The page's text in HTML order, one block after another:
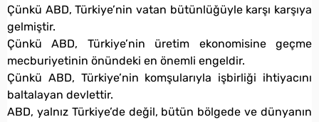
Çünkü ABD, Türkiye’nin vatan bütünlüğüyle karşı karşıya
gelmiştir.
Çünkü ABD, Türkiye’nin üretim ekonomisine geçme
mecburiyetinin önündeki en önemli engeldir.
Çünkü ABD, Türkiye’nin komşularıyla işbirliği ihtiyacını
baltalayan devlettir.
ABD, yalnız Türkiye’de değil, bütün bölgede ve dünyanın